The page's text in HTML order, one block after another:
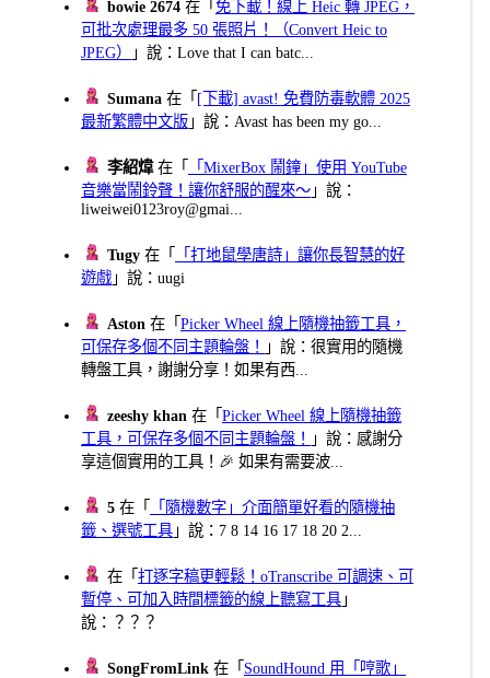
bowie 2674 在「免下載！線上 Heic 轉 JPEG，
可批次處理最多 50 張照片！（Convert Heic to
JPEG）
」說：Love that I can batc...
Sumana 在「 [下載] avast! 免費防毒軟體 2025
最新繁體中文版 」說：Avast has been my go...
李紹煒在「
「MixerBox 鬧鐘」使用 YouTube
音樂當鬧鈴聲！讓你舒服的醒來～ 」說：
liweiwei0123roy@gmai...
Tugy 在「
「打地鼠學唐詩」讓你長智慧的好
遊戲 」說：uugi
Aston 在「Picker Wheel 線上隨機抽籤工具，
可保存多個不同主題輪盤！
」說：很實用的隨機
轉盤工具，謝謝分享！如果有西...
zeeshy khan 在「Picker Wheel 線上隨機抽籤
工具，可保存多個不同主題輪盤！
」說：感謝分
享這個實用的工具！🎉 如果有需要波...
5 在「
「隨機數字」介面簡單好看的隨機抽
籤、選號工具 」說：7 8 14 16 17 18 20 2...
在「打逐字稿更輕鬆！oTranscribe 可調速、可
暫停、可加入時間標籤的線上聽寫工具 」
說：？？？
SongFromLink 在「 SoundHound 用「哼歌」